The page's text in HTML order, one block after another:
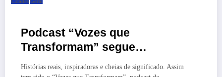
Podcast “Vozes que
Transformam” segue
emocionando com histórias
Histórias reais, inspiradoras e cheias de significado. Assim